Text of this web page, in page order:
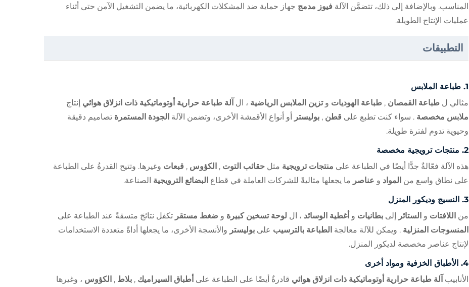
المناسب. وبالإضافة إلى ذلك، تتضمَّن الآلة فيوز مدمج جهاز حماية ضد المشكلات الكهربائية، ما يضمن التشغيل الآمن حتى أثناء
عمليات الإنتاج الطويلة.
التطبيقات
1. طباعة الملابس
مثالي ل طباعة القمصان , طباعة الهوديات وتزين الملابس الرياضية ، ال آلة طباعة حرارية أوتوماتيكية ذات انزلاق هوائي إنتاج
ملابس مخصصة . سواء كنت تطبع على قطن , بوليستر أو أنواع الأقمشة الأخرى، وتضمن الآلة الجودة المستمرة تصاميم دقيقة
وحيوية تدوم لفترة طويلة.
2. منتجات ترويجية مخصصة
هذه الآلة فعّالةٌ جدًّا أيضًا في الطباعة على منتجات ترويجية مثل حقائب التوت , الكؤوس , قبعات وغيرها. وتتيح القدرةُ على الطباعة
على نطاق واسع من المواد و عناصر ما يجعلها مثاليةً للشركات العاملة في قطاع البضائع الترويجية الصناعة.
3.
النسيج وديكور المنزل
من اللافتات و الستائر إلى بطانيات و أغطية الوسائد ، ال لوحة تسخين كبيرة و ضغط مستقر تكفل نتائجَ متسقةً عند الطباعة على
المنسوجات المنزلية . ويمكن للآلة معالجة الطباعة بالترسيب على بوليستر والأنسجة الأخرى، ما يجعلها أداةً متعددة الاستخدامات
لإنتاج عناصر مخصصة لديكور المنزل.
4.
الأطباق الخزفية ومواد أخرى
الأنابيب آلة طباعة حرارية أوتوماتيكية ذات انزلاق هوائي قادرةٌ أيضًا على الطباعة على أطباق السيراميك , بلاط , الكؤوس ، وغيرها